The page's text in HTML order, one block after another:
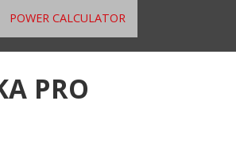
POWER CALCULATOR
PRO